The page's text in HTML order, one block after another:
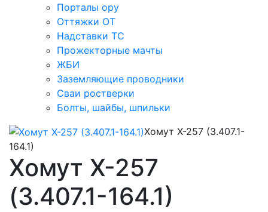
Порталы ору
Оттяжки ОТ
Надставки ТС
Прожекторные мачты
ЖБИ
Заземляющие проводники
Сваи ростверки
Болты, шайбы, шпильки
Хомут Х-257 (3.407.1-
164.1)
Хомут Х-257
(3.407.1-164.1)